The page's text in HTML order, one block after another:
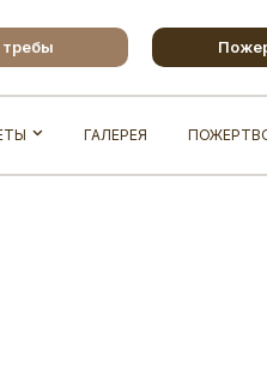
требы
ГАЛЕРЕЯ